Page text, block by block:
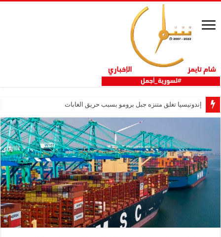
إندونيسيا تغلق متنزه جبل برومو بسبب حريق الغابات